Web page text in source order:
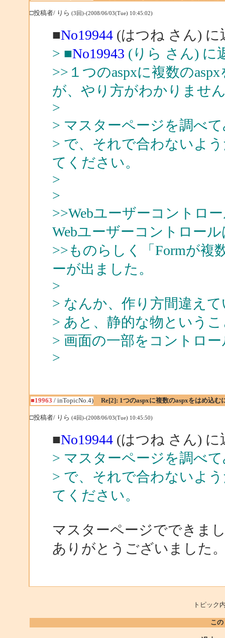
□投稿者/ りら (3回)-(2008/06/03(Tue) 10:45:02)
■No19944(はつね さん) に
> ■No19943 (りら さん) に
>>１つのaspxに複数の
が、やり方がわかりませ
>
> マスターページを調べ
> で、それで合わないよ
てください。
>
>
>>Webユーザーコントロ
Webユーザーコントロー
>>ものらしく「Formが複
ーが出ました。
>
> なんか、作り方間違え
> あと、静的な物という
> 画面の一部をコントロ
>
■19963 / inTopicNo.4) Re[2]: 1つのaspxに複数のaspxをはめ込む
□投稿者/ りら (4回)-(2008/06/03(Tue) 10:45:50)
■No19944(はつね さん) に
> マスターページを調べ
> で、それで合わないよ
てください。
マスターページでできま
ありがとうございました
トピッ
こ